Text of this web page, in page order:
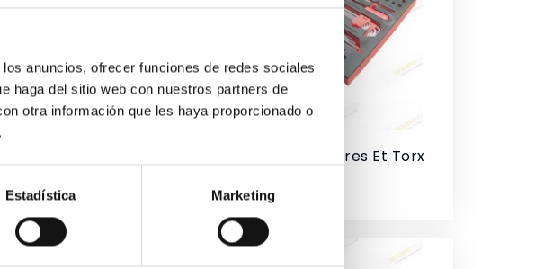
anuncios, ofrecer funciones de redes sociales
haga del sitio web con nuestros partners de
otra información que les haya proporcionado o
Estadística Marketing
€Prix
Jeux De Clés, Verres Et Torx
55,44 €